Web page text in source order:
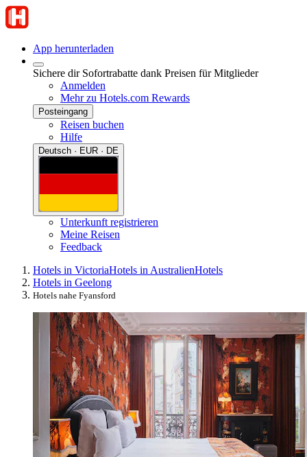
App herunterladen
Sichere dir Sofortrabatte dank Preisen für Mitglieder
Anmelden
Mehr zu Hotels.com Rewards
Posteingang
Reisen buchen
Hilfe
Deutsch · EUR · DE
Unterkunft registrieren
Meine Reisen
Feedback
Hotels in VictoriaHotels in AustralienHotels
Hotels in Geelong
Hotels nahe Fyansford